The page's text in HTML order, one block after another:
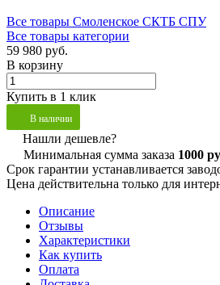
Все товары Смоленское СКТБ СПУ
Все товары категории
59 980 руб.
В корзину
Купить в 1 клик
В наличии
Нашли дешевле?
Минимальная сумма заказа 1000
Срок гарантии устанавливается
Цена действительна только для
Описание
Отзывы
Характеристики
Как купить
Оплата